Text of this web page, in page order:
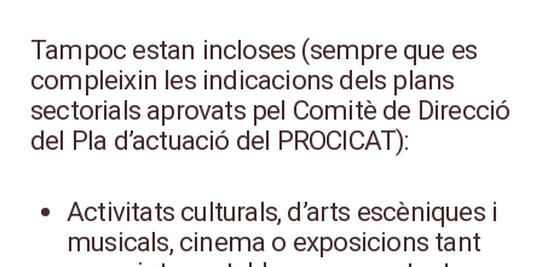
Tampoc estan incloses (sempre que es
compleixin les indicacions dels plans
sectorials aprovats pel Comitè de Direcció
del Pla d’actuació del PROCICAT):
Activitats culturals, d’arts escèniques i
musicals, cinema o exposicions tant